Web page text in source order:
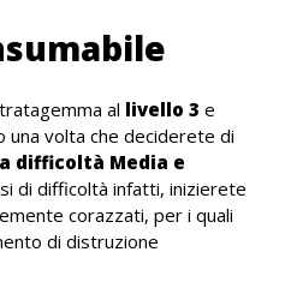
al livello 3 e
una volta che deciderete di
difficoltà Media e
di difficoltà infatti, inizierete
corazzati, per i quali
di distruzione